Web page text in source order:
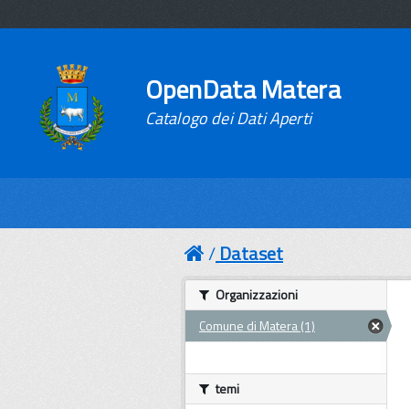
OpenData Matera
Catalogo dei Dati Aperti
Dataset
Organizzazioni
Comune di Matera (1)
temi